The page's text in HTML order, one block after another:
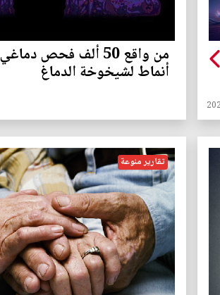
من واقع 50 ألف فحص
أنماط لشيخوخة الدماغ
تقارير منوعة